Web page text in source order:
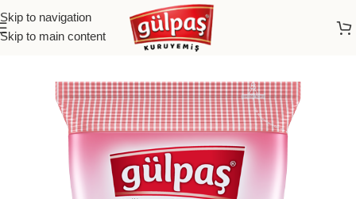
Skip to navigation
Skip to main content